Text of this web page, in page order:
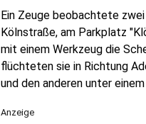
Ein Zeuge beobachtete
Kölnstraße, am Parkplatz
mit einem Werkzeug die
flüchteten sie in Richtung
und den anderen unter
Anzeige